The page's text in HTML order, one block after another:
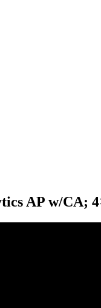
AP w/CA;